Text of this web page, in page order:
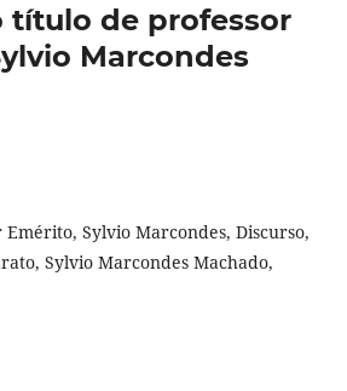
título de professor
Marcondes
Emérito, Sylvio Marcondes, Discurso,
Sylvio Marcondes Machado,